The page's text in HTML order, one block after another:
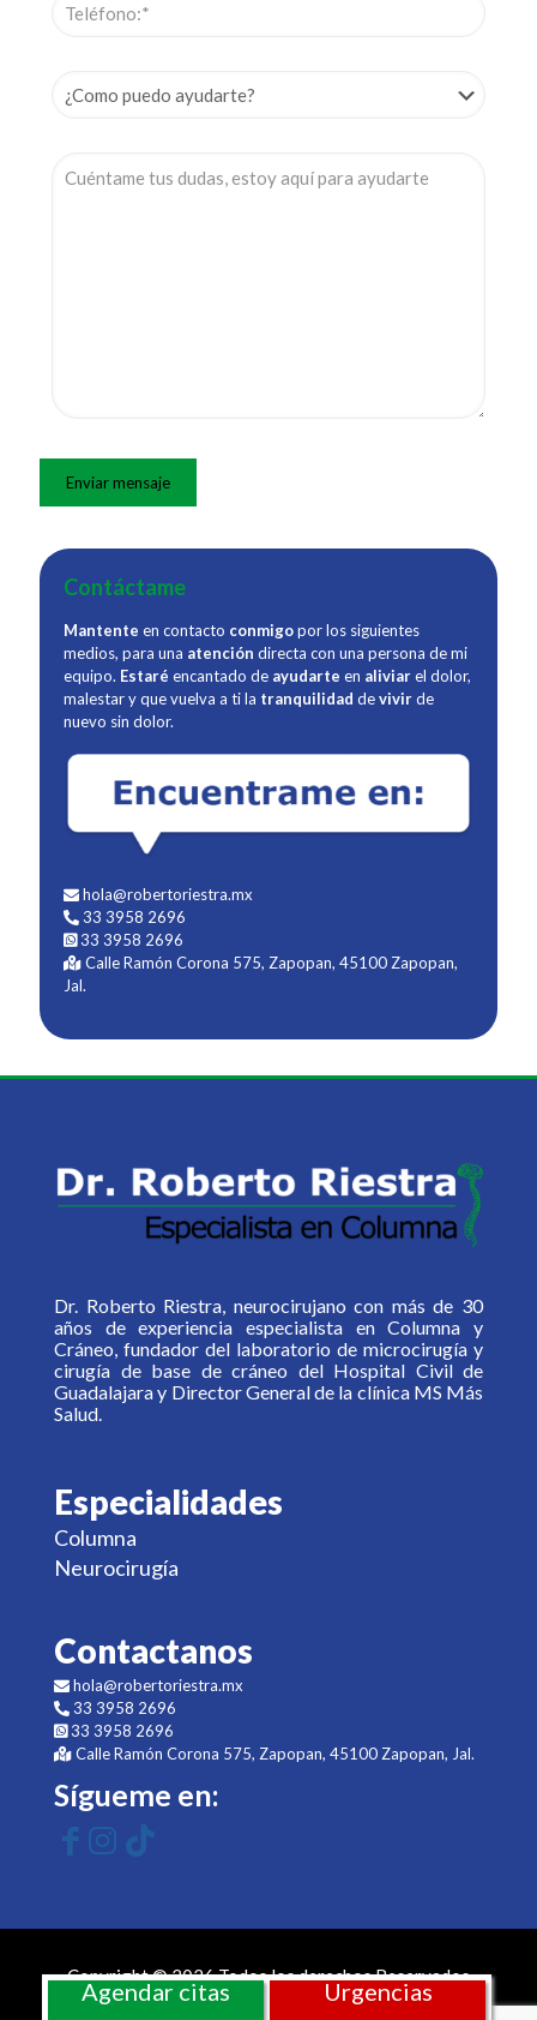
Contáctame
Mantente en contacto conmigopor los siguientes
medios, para una atención directa con una persona de mi
equipo. Estaré encantado de ayudarte en aliviarel dolor,
malestar y que vuelva a ti la tranquilidad devivirde
nuevo sin dolor.
hola@robertoriestra.mx
33 3958 2696
33 3958 2696
Calle Ramón Corona 575, Zapopan, 45100 Zapopan,
Jal.
Dr. Roberto Riestra, neurocirujano con más de 30
años de experiencia especialista en Columna y
Cráneo, fundador del laboratorio de microcirugía y
cirugía de base de cráneo del Hospital Civil de
Guadalajara y Director General de la clínica MS Más
Salud.
Especialidades
Columna
Neurocirugía
Contactanos
hola@robertoriestra.mx
33 3958 2696
33 3958 2696
Calle Ramón Corona 575, Zapopan, 45100 Zapopan, Jal.
Sígueme en:
Copyright © 2026 Todos los derechos Reservados
Agendar citas Urgencias